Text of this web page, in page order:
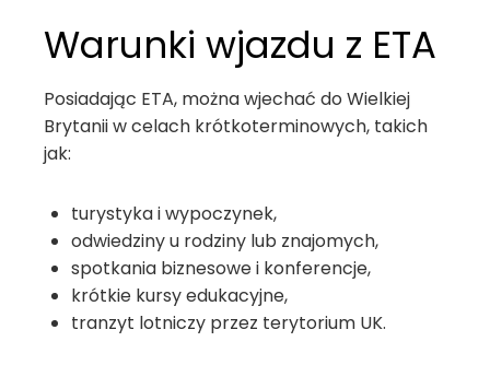
Warunki wjazdu z ETA
Posiadając ETA, można wjechać do Wielkiej
Brytanii w celach krótkoterminowych, takich
jak:
turystyka i wypoczynek,
odwiedziny u rodziny lub znajomych,
spotkania biznesowe i konferencje,
krótkie kursy edukacyjne,
tranzyt lotniczy przez terytorium UK.